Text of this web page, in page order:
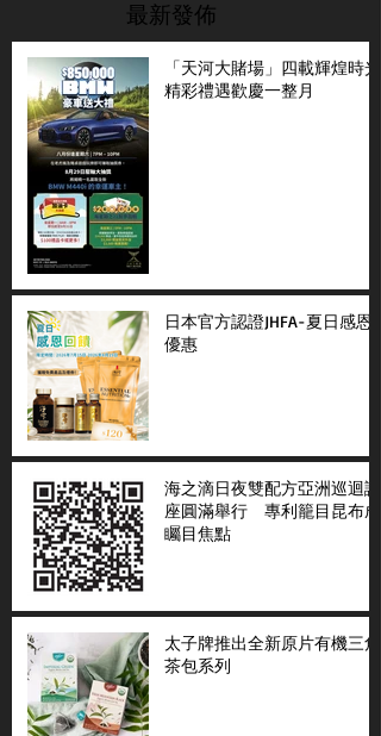
最新發佈
「天河大賭場」四載輝煌時光
精彩禮遇歡慶一整月
日本官方認證JHFA-夏日感恩
優惠
海之滴日夜雙配方亞洲巡迴講
座圓滿舉行 專利籠目昆布成
矚目焦點
太子牌推出全新原片有機三角
茶包系列